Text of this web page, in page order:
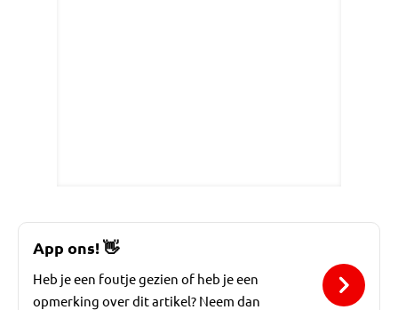
App ons! 👋
Heb je een foutje gezien of heb je een
opmerking over dit artikel? Neem dan